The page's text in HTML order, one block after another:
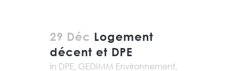
29 Déc Logement
décent et DPE
in DPE, GEDIMM Environnement,